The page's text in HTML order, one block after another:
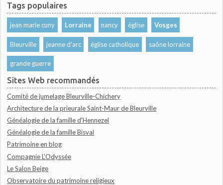
Tags populaires
jean marie cuny Lorraine nancy église Vosges
Bleurville jeanne d'arc église catholique saône lorraine
grande guerre
Sites Web recommandés
Comité de jumelage Bleurville-Chichery
Architecture de la prieurale Saint-Maur de Bleurville
Généalogie de la famille d'Hennezel
Généalogie de la famille Bisval
Patrimoine en blog
Compagnie L'Odyssée
Le Salon Beige
Observatoire du patrimoine religieux